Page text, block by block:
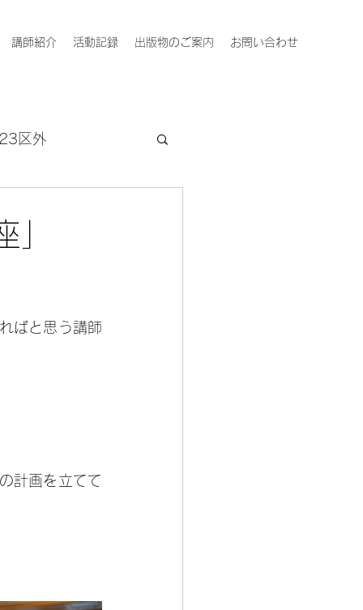
講師紹介 活動記録 出版物のご案内 お問い合わせ
区外
」
ばと思う講師
計画を立てて